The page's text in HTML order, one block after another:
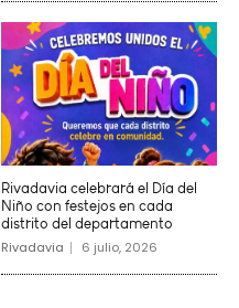
Rivadavia celebrará el Día del
Niño con festejos en cada
distrito del departamento
Rivadavia 6 julio, 2026